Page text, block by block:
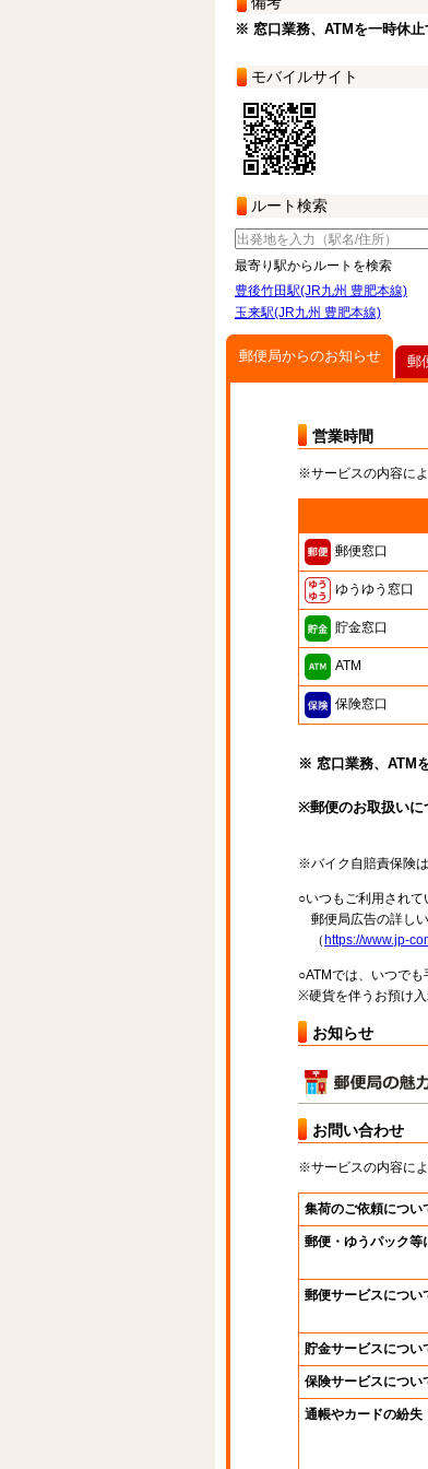
※ 窓口業務、ATMを一時休止
モバイルサイト
ルート検索
最寄り駅からルートを検索
豊後竹田駅(JR九州 豊肥本線)
玉来駅(JR九州 豊肥本線)
郵便局からのお知らせ
営業時間
※サービスの内容に
郵便窓口
ゆうゆう窓口
貯金窓口
ATM
保険窓口
※ 窓口業務、ATM
※郵便のお取扱いに
※バイク自賠責保険
○いつもご利用され
郵便局広告の詳し
（ https://www.jp-
○ATMでは、いつで
※硬貨を伴うお預け入
お知らせ
お問い合わせ
※サービスの内容に
集荷のご依頼につい
郵便・ゆうパック等
郵便サービスについ
貯金サービスについ
保険サービスについ
通帳やカードの紛失
郵